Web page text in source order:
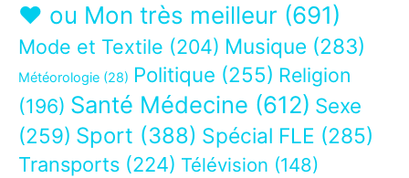
❤ ou Mon très meilleur (691)
Mode et Textile (204) Musique (283)
Météorologie (28) Politique (255) Religion
(196) Santé Médecine (612) Sexe
(259) Sport (388) Spécial FLE (285)
Transports (224) Télévision (148)